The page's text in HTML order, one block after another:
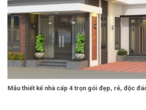
Mẫu thiết kế nhà cấp 4 trọn gói đẹp, rẻ, độc